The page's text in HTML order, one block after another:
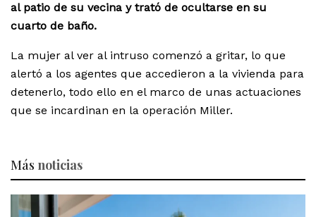
al patio de su vecina y trató de ocultarse en su
cuarto de baño.
La mujer al ver al intruso comenzó a gritar, lo que
alertó a los agentes que accedieron a la vivienda para
detenerlo, todo ello en el marco de unas actuaciones
que se incardinan en la operación Miller.
Más noticias